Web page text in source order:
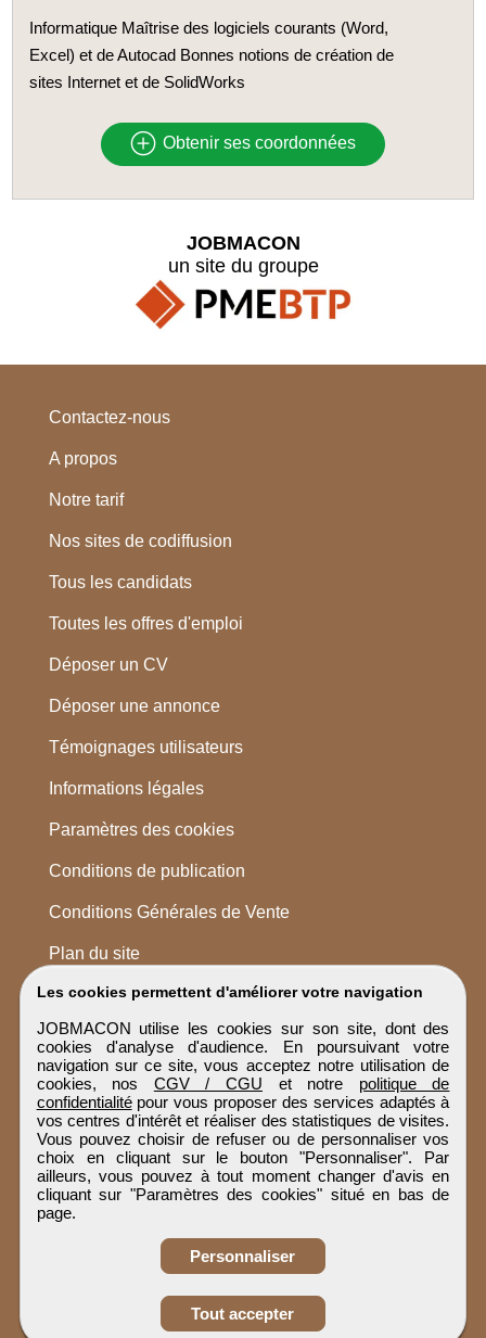
Obtenir ses
coordonnées
Informatique Maîtrise des logiciels courants (Word,
Excel) et de Autocad Bonnes notions de création de
sites Internet et de SolidWorks
Obtenir ses coordonnées
Les cookies permettent d'améliorer votre navigation
JOBMACON utilise les cookies sur son site, dont des
cookies d'analyse d'audience. En poursuivant votre
navigation sur ce site, vous acceptez notre utilisation de
cookies, nos CGV / CGU et notre politique de
confidentialitépour vous proposer des services adaptés à
vos centres d'intérêt et réaliser des statistiques de visites.
Vous pouvez choisir de refuser ou de personnaliser vos
choix en cliquant sur le bouton "Personnaliser". Par
ailleurs, vous pouvez à tout moment changer d'avis en
cliquant sur "Paramètres des cookies" situé en bas de
page.
Personnaliser
Tout accepter
JOBMACON
un site du groupe
Contactez-nous
A propos
Notre tarif
Nos sites de codiffusion
Tous les candidats
Toutes les offres d'emploi
Déposer un CV
Déposer une annonce
Témoignages utilisateurs
Informations légales
Paramètres des cookies
Conditions de publication
Conditions Générales de Vente
Plan du site
JOBMACON